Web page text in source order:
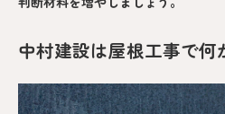
中村建設は屋根工事で何